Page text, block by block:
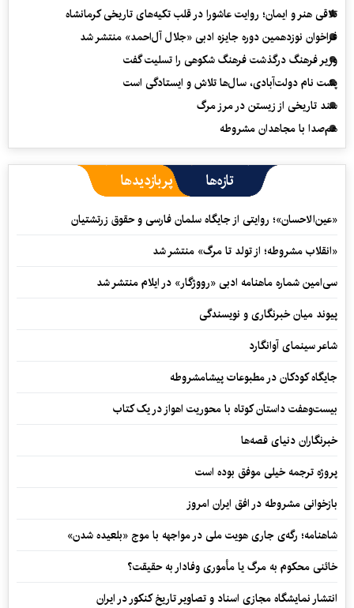
تلاقی هنر و ایمان؛ روایت عاشورا در قلب تکیه‌های تاریخی کرمانشاه
فراخوان نوزدهمین دوره جایزه ادبی «جلال آل‌احمد» منتشر شد
وزیر فرهنگ درگذشت فرهنگ شکوهی را تسلیت گفت
پشت نام دولت‌آبادی، سال‌ها تلاش و ایستادگی است
سند تاریخی از زیستن در مرز مرگ
هم‌صدا با مجاهدان مشروطه
تازه‌ها پربازدیدها
«عین‌الاحسان»؛ روایتی از جایگاه سلمان فارسی و حقوق زرتشتیان
«انقلاب مشروطه؛ از تولد تا مرگ» منتشر شد
سی‌امین شماره ماهنامه‌ ادبی «رووژگار» در ایلام منتشر شد
پیوند میان خبرنگاری و نویسندگی
شاعر سینمای آوانگارد
جایگاه کودکان در مطبوعات پیشامشروطه
بیست‌وهفت داستان کوتاه با محوریت اهواز در یک کتاب
خبرنگاران دنیای قصه‌ها
پروژه ترجمه خیلی موفق بوده است
بازخوانی مشروطه در افق ایران امروز
شاهنامه؛ رگه‌ی جاری هویت ملی در مواجهه با موج «بلعیده شدن»
خائنی محکوم به مرگ یا مأموری وفادار به حقیقت؟
انتشار نمایشگاه مجازی اسناد و تصاویر تاریخ کنکور در ایران